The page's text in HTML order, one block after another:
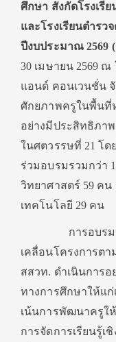
ศึกษา สังกัดโรงเรี
และโรงเรียนตำรว
ปีงบประมาณ 2569
30 เมษายน 2569 ณ
แอนด์ คอนเวนชั่น
ศักยภาพครูในพื้นที่
อย่างมีประสิทธิภา
ในศตวรรษที่ 21 โ
ร่วมอบรมรวมกว่า
วิทยาศาสตร์ 59 ค
เทคโนโลยี 29 คน
การอบรมครั้ง
เคลื่อนโครงการต
สสวท. ดำเนินการอ
ทางการศึกษาให้แ
เน้นการพัฒนาครูใ
การจัดการเรียนรู้เ